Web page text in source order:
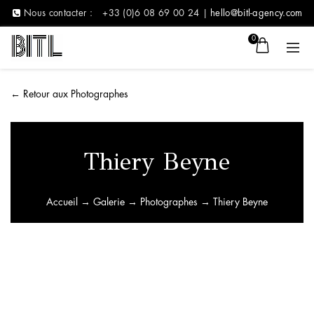
Nous contacter : +33 (0)6 08 69 00 24 | hello@bitl-agency.com
0
← Retour aux Photographes
Thiery Beyne
Accueil → Galerie → Photographes → Thiery Beyne